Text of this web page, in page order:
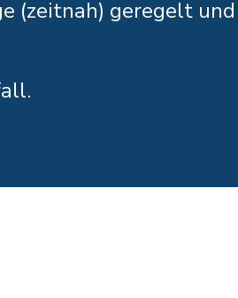
(zeitnah) geregelt und